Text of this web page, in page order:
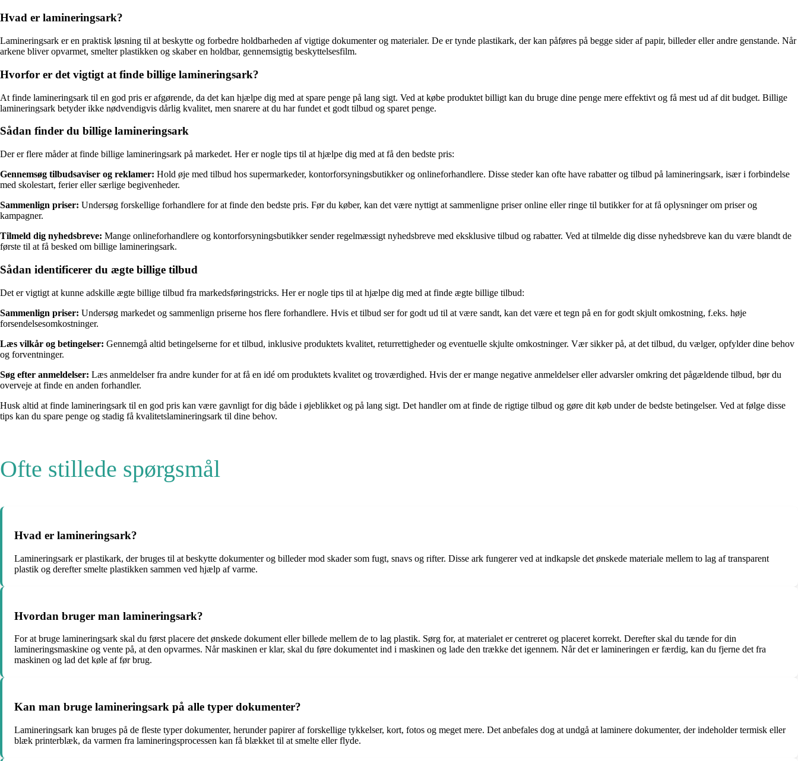
Hvad er lamineringsark?
Lamineringsark er en praktisk løsning til at beskytte og forbedre holdbarheden af vigtige dokumenter og materialer. De er tynde plastikark, der kan påføres på begge sider af papir, billeder eller andre genstande. Når
arkene bliver opvarmet, smelter plastikken og skaber en holdbar, gennemsigtig beskyttelsesfilm.
Hvorfor er det vigtigt at finde billige lamineringsark?
At finde lamineringsark til en god pris er afgørende, da det kan hjælpe dig med at spare penge på lang sigt. Ved at købe produktet billigt kan du bruge dine penge mere effektivt og få mest ud af dit budget. Billige
lamineringsark betyder ikke nødvendigvis dårlig kvalitet, men snarere at du har fundet et godt tilbud og sparet penge.
Sådan finder du billige lamineringsark
Der er flere måder at finde billige lamineringsark på markedet. Her er nogle tips til at hjælpe dig med at få den bedste pris:
Gennemsøg tilbudsaviser og reklamer: Hold øje med tilbud hos supermarkeder, kontorforsyningsbutikker og onlineforhandlere. Disse steder kan ofte have rabatter og tilbud på lamineringsark, især i forbindelse
med skolestart, ferier eller særlige begivenheder.
Sammenlign priser: Undersøg forskellige forhandlere for at finde den bedste pris. Før du køber, kan det være nyttigt at sammenligne priser online eller ringe til butikker for at få oplysninger om priser og
kampagner.
Tilmeld dig nyhedsbreve: Mange onlineforhandlere og kontorforsyningsbutikker sender regelmæssigt nyhedsbreve med eksklusive tilbud og rabatter. Ved at tilmelde dig disse nyhedsbreve kan du være blandt de
første til at få besked om billige lamineringsark.
Sådan identificerer du ægte billige tilbud
Det er vigtigt at kunne adskille ægte billige tilbud fra markedsføringstricks. Her er nogle tips til at hjælpe dig med at finde ægte billige tilbud:
Sammenlign priser: Undersøg markedet og sammenlign priserne hos flere forhandlere. Hvis et tilbud ser for godt ud til at være sandt, kan det være et tegn på en for godt skjult omkostning, f.eks. høje
forsendelsesomkostninger.
Læs vilkår og betingelser: Gennemgå altid betingelserne for et tilbud, inklusive produktets kvalitet, returrettigheder og eventuelle skjulte omkostninger. Vær sikker på, at det tilbud, du vælger, opfylder dine behov
og forventninger.
Søg efter anmeldelser: Læs anmeldelser fra andre kunder for at få en idé om produktets kvalitet og troværdighed. Hvis der er mange negative anmeldelser eller advarsler omkring det pågældende tilbud, bør du
overveje at finde en anden forhandler.
Husk altid at finde lamineringsark til en god pris kan være gavnligt for dig både i øjeblikket og på lang sigt. Det handler om at finde de rigtige tilbud og gøre dit køb under de bedste betingelser. Ved at følge disse
tips kan du spare penge og stadig få kvalitetslamineringsark til dine behov.
Ofte stillede spørgsmål
Hvad er lamineringsark?
Lamineringsark er plastikark, der bruges til at beskytte dokumenter og billeder mod skader som fugt, snavs og rifter. Disse ark fungerer ved at indkapsle det ønskede materiale mellem to lag af transparent
plastik og derefter smelte plastikken sammen ved hjælp af varme.
Hvordan bruger man lamineringsark?
For at bruge lamineringsark skal du først placere det ønskede dokument eller billede mellem de to lag plastik. Sørg for, at materialet er centreret og placeret korrekt. Derefter skal du tænde for din
lamineringsmaskine og vente på, at den opvarmes. Når maskinen er klar, skal du føre dokumentet ind i maskinen og lade den trække det igennem. Når det er lamineringen er færdig, kan du fjerne det fra
maskinen og lad det køle af før brug.
Kan man bruge lamineringsark på alle typer dokumenter?
Lamineringsark kan bruges på de fleste typer dokumenter, herunder papirer af forskellige tykkelser, kort, fotos og meget mere. Det anbefales dog at undgå at laminere dokumenter, der indeholder termisk eller
blæk printerblæk, da varmen fra lamineringsprocessen kan få blækket til at smelte eller flyde.